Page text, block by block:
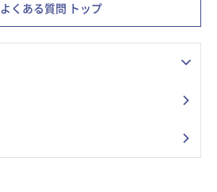
よくある質問 トップ